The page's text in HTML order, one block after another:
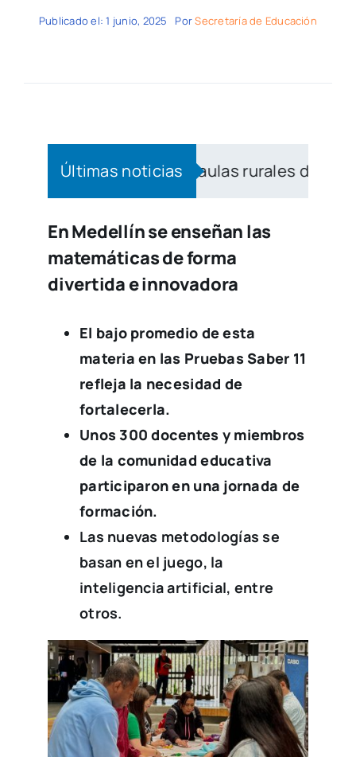
Publicado el: 1 junio, 2025 PorSecretaría de Educación
Últimas noticias
a las aulas rurales de Medellín
En Medellín se enseñan las
matemáticas de forma
divertida e innovadora
El bajo promedio de esta
materia en las Pruebas Saber 11
refleja la necesidad de
fortalecerla.
Unos 300 docentes y miembros
de la comunidad educativa
participaron en una jornada de
formación.
Las nuevas metodologías se
basan en el juego, la
inteligencia artificial, entre
otros.